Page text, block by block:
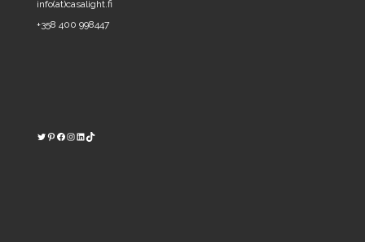
info(at)casalight.fi
+358 400 998447
Twitter
Pinterest
https://www.facebook.com/kodinvalaisin/
Instagram
LinkedIn
TikTok